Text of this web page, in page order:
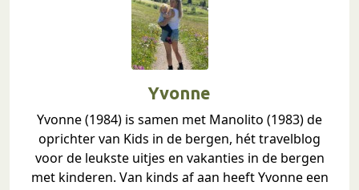
Yvonne
Yvonne (1984) is samen met Manolito (1983) de
oprichter van Kids in de bergen, hét travelblog
voor de leukste uitjes en vakanties in de bergen
met kinderen. Van kinds af aan heeft Yvonne een